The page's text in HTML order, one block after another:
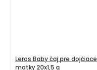
Leros Baby čaj pre dojčiace
matky 20x1,5 g